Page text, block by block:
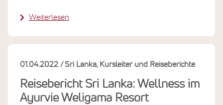
Weiterlesen
Reisebericht Sri Lanka: Wellness im
Ayurvie Weligama Resort
01.04.2022 Sri Lanka Kursleiter und Reiseberichte